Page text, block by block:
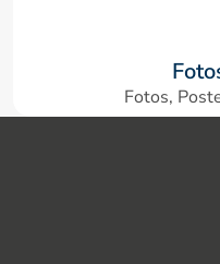
Fotos,